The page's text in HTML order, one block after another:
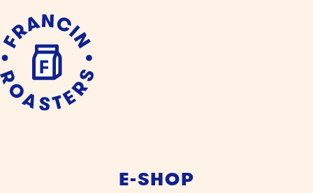
E-SHOP